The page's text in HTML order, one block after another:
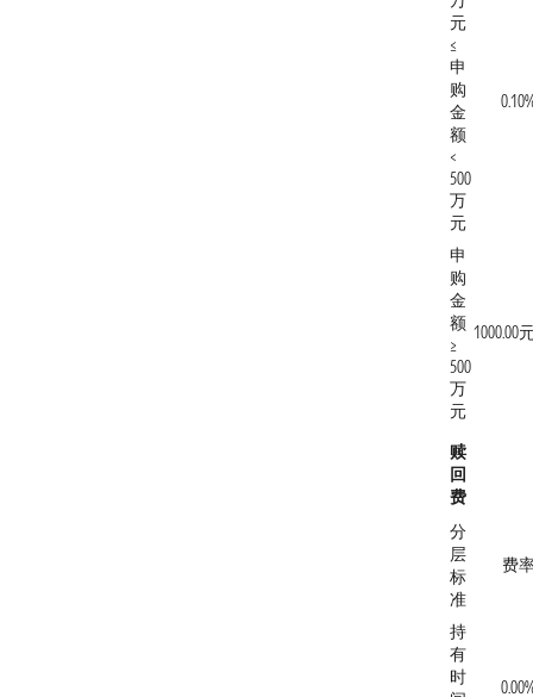
元
≤
申
购
金
额
<
500
万
元
申
购
金
额
≥
500
万
元
1000.00
赎
回
费
分
层
标
准
费
持
有
时